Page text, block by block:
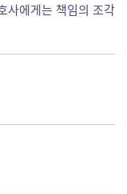
사에게는 책임의 조각